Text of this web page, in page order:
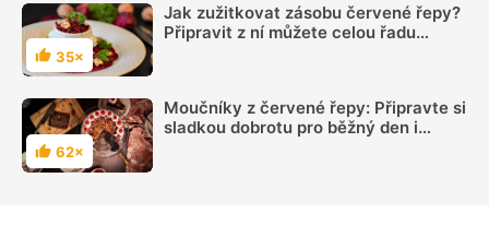
Hodnocení
35×
Jak zužitkovat zásobu červené řepy?
Připravit z ní můžete celou řadu
Hodnocení
62×
Moučníky z červené řepy: Připravte si
sladkou dobrotu pro běžný den i